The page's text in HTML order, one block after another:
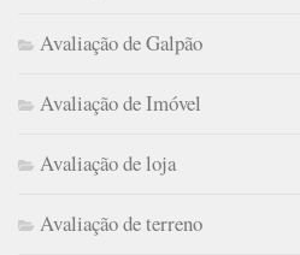
Avaliação de Galpão
Avaliação de Imóvel
Avaliação de loja
Avaliação de terreno